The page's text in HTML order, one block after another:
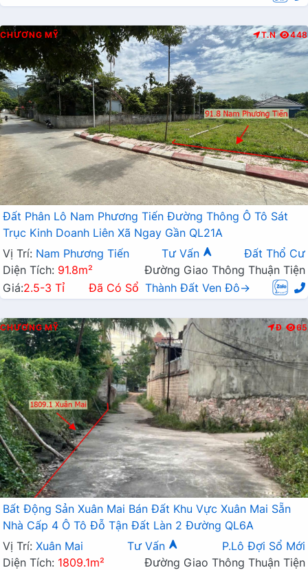
CHƯƠNG MỸ T.N 448
Đất Phân Lô Nam Phương Tiến Đường Thông Ô Tô Sát
Trục Kinh Doanh Liên Xã Ngay Gần QL21A
Vị Trí: Nam Phương Tiến Tư Vấn
Đất Thổ Cư
Diện Tích: 91.8m²
Đường Giao Thông Thuận Tiện
Giá:2.5-3 Tỉ Đã Có Sổ Thành Đất Ven Đô→
CHƯƠNG MỸ Đ 65
Bất Động Sản Xuân Mai Bán Đất Khu Vực Xuân Mai Sẵn
Nhà Cấp 4 Ô Tô Đỗ Tận Đất Làn 2 Đường QL6A
Vị Trí: Xuân Mai Tư Vấn
P.Lô Đợi Sổ Mới
Diện Tích: 1809.1m²
Đường Giao Thông Thuận Tiện